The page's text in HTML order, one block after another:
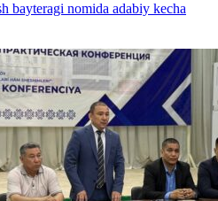
bayteragi nomida adabiy kecha